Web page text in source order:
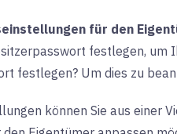
für den
festlegen,
festlegen? Um dies zu
können Sie aus einer